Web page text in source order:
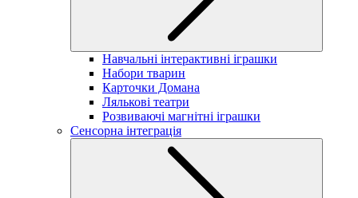
Навчальні інтерактивні іграшки
Набори тварин
Карточки Домана
Лялькові театри
Розвиваючі магнітні іграшки
Сенсорна інтеграція